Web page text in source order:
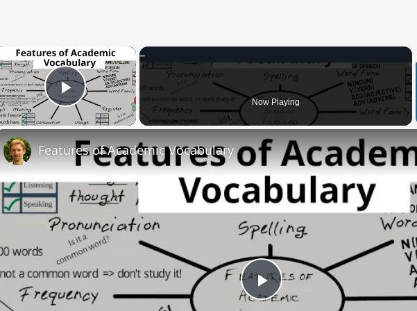
×
Play Video Now Playing
Play
Features of Academic Vocabulary